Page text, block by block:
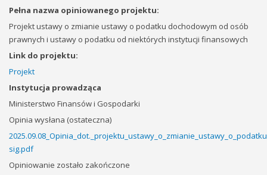
Pełna nazwa opiniowanego projektu:
Projekt ustawy o zmianie ustawy o podatku dochodowym od osób
prawnych i ustawy o podatku od niektórych instytucji finansowych
Link do projektu:
Projekt
Instytucja prowadząca
Ministerstwo Finansów i Gospodarki
Opinia wysłana (ostateczna)
sig.pdf
Opiniowanie zostało zakończone